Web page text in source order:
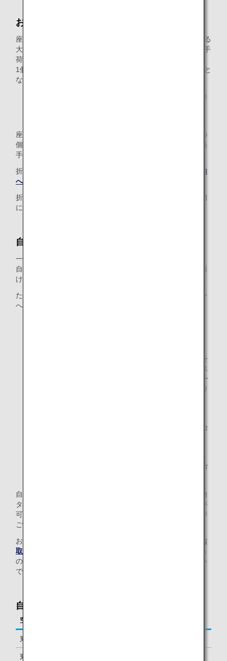
お子様（幼児・小児）の手荷物
座席を使用しない2歳未満のお子様をお連れの場合、同行する
大人の無料手荷物許容量に加え、1個（全クラス共通*1）の手
荷物を無料でお預かりいたします。
1個あたりのサイズ・重量は、同行する大人と同じ取り扱いと
なります。
*1 エコノミークラスにて無料手荷物許容量が「0個」の
座席を使用するお子様の場合、無料でお預かりする手荷物の
個数・サイズ・重量・無料手荷物許容量を超える場合の超過
手荷物料金は大人と同じ取り扱いになります。
折たたみ式ベビーカーの機内への持ち込みについては、
機内
への持ち込み
折たたみ式ベビーカーは無料でお預かりします。その他詳細
については、
自動手荷物預け機
一部の空港では自動チェックイン機がご利用いただけます。
自動チェックイン機にて手荷物タグを発行後、自動手荷物預
け機にて手荷物をお預けください。
ただし、以下のお客様はANA国際線チェックインカウンター
へお越しください。
危険なもの、壊れやすいもの、または基準外の手荷物を
お預けのお客様。さらに、ゴルフバッグ、スキー板、ス
ノーボード、サーフボード、ペット、折たたみ式ベビー
カー、傘または三脚は、自動チェックイン機ではお取り
い場合もあります。詳細はANAの地上係員までお問い合
場合、最終目的地までの手荷物タグが発行されない場合
自動チェックイン機で手荷物タグを発行した場合は、手荷物
タグを添付した後、自動手荷物預け機にて手荷物のお預けが
可能です。（空港により機器仕様、操作方法が異なる場合が
ございます。予めご了承ください。）
お預かりする手荷物として認められていないもののほか（
お
取り扱いできない手荷物
をご確認ください）、壊れやすいも
のや特殊な形状の手荷物は自動手荷物預け機ではお取り扱い
できません。
自動手荷物預け機 オープン時間
空港
東京（成田）
東京（羽田ターミナ